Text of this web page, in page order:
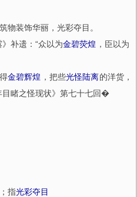
物装饰华丽，光彩夺目。
》补遗：“众以为金碧荧煌 ，臣以为
金碧辉煌 ，把些光怪陆离的洋货，
睹之怪现状》第七十七回�
指光彩夺目